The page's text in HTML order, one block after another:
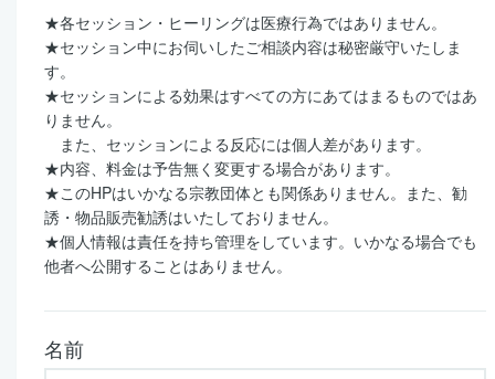
★各セッション・ヒーリングは医療行為ではありません。
★セッション中にお伺いしたご相談内容は秘密厳守いたしま
す。
★セッションによる効果はすべての方にあてはまるものではあ
りません。
また、セッションによる反応には個人差があります。
★内容、料金は予告無く変更する場合があります。
★このHPはいかなる宗教団体とも関係ありません。また、勧
誘・物品販売勧誘はいたしておりません。
★個人情報は責任を持ち管理をしています。いかなる場合でも
他者へ公開することはありません。
名前